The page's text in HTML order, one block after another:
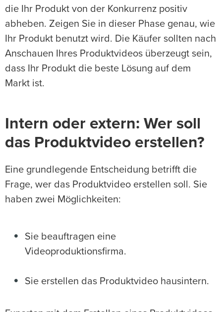
die Ihr Produkt von der Konkurrenz positiv
abheben. Zeigen Sie in dieser Phase genau, wie
Ihr Produkt benutzt wird. Die Käufer sollten nach
Anschauen Ihres Produktvideos überzeugt sein,
dass Ihr Produkt die beste Lösung auf dem
Markt ist.
Intern oder extern: Wer soll
das Produktvideo erstellen?
Eine grundlegende Entscheidung betrifft die
Frage, wer das Produktvideo erstellen soll. Sie
haben zwei Möglichkeiten:
Sie beauftragen eine
Videoproduktionsfirma.
Sie erstellen das Produktvideo hausintern.